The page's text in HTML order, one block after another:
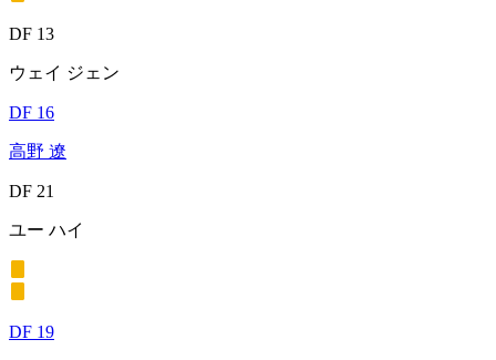
DF 13
ウェイ ジェン
DF 16
高野 遼
DF 21
ユー ハイ
DF 19